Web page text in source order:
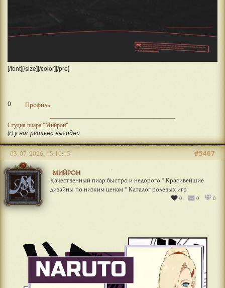
[/font][/size][/color][/pre]
0 Профиль
Студия пиара "Мийрон"
(с) у нас реально выгодно
МИЙРОН
Качественный пиар быстро и недорого * Красивейшие
дизайны по низким ценам * Каталог ролевых игр
0 0 0
#5467
03-07-2026, 15:10:15